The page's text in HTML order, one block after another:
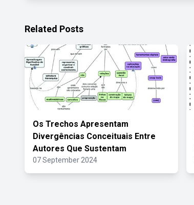
Related Posts
Os Trechos Apresentam
Divergências Conceituais Entre
Autores Que Sustentam
07 September 2024